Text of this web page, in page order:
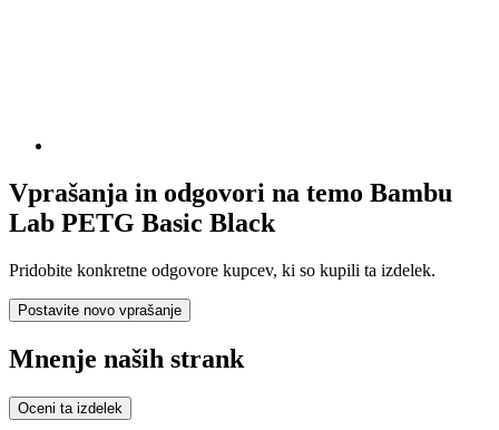
Vprašanja in odgovori na temo Bambu
Lab PETG Basic Black
Pridobite konkretne odgovore kupcev, ki so kupili ta izdelek.
Postavite novo vprašanje
Mnenje naših strank
Oceni ta izdelek